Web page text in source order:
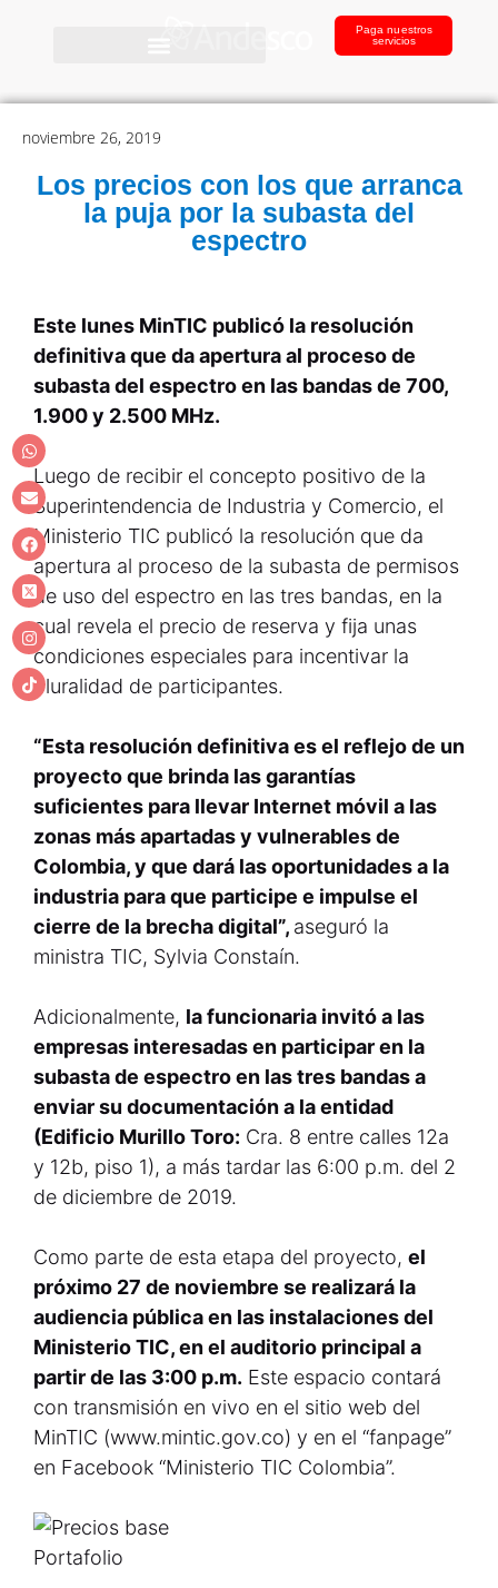
Paga nuestros
servicios
noviembre 26, 2019
Los precios con los que arranca
la puja por la subasta del
espectro
Este lunes MinTIC publicó la resolución
definitiva que da apertura al proceso de
subasta del espectro en las bandas de 700,
1.900 y 2.500 MHz.
Luego de recibir el concepto positivo de la
Superintendencia de Industria y Comercio, el
Ministerio TIC publicó la resolución que da
apertura al proceso de la subasta de permisos
de uso del espectro en las tres bandas, en la
cual revela el precio de reserva y fija unas
condiciones especiales para incentivar la
pluralidad de participantes.
“Esta resolución definitiva es el reflejo de un
proyecto que brinda las garantías
suficientes para llevar Internet móvil a las
zonas más apartadas y vulnerables de
Colombia, y que dará las oportunidades a la
industria para que participe e impulse el
cierre de la brecha digital”, aseguró la
ministra TIC, Sylvia Constaín.
Adicionalmente, la funcionaria invitó a las
empresas interesadas en participar en la
subasta de espectro en las tres bandas a
enviar su documentación a la entidad
(Edificio Murillo Toro: Cra. 8 entre calles 12a
y 12b, piso 1), a más tardar las 6:00 p.m. del 2
de diciembre de 2019.
Como parte de esta etapa del proyecto, el
próximo 27 de noviembre se realizará la
audiencia pública en las instalaciones del
Ministerio TIC, en el auditorio principal a
partir de las 3:00 p.m. Este espacio contará
con transmisión en vivo en el sitio web del
MinTIC (www.mintic.gov.co) y en el “fanpage”
en Facebook “Ministerio TIC Colombia”.
Portafolio